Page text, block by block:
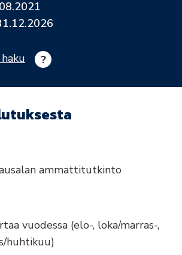
ammattitutkinto
vuodessa (elo-, loka/marras-,
huhtikuu)